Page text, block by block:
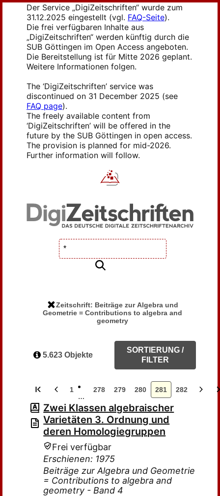
Der Service „DigiZeitschriften“ wurde zum
31.12.2025 eingestellt (vgl. FAQ-Seite).
Die frei verfügbaren Inhalte aus
„DigiZeitschriften“ werden künftig durch die
SUB Göttingen im Open Access angeboten.
Die Bereitstellung ist für Mitte 2026 geplant.
Weitere Informationen folgen.
The ‘DigiZeitschriften’ service was
discontinued on 31 December 2025 (see
FAQ page).
The freely available content from
‘DigiZeitschriften’ will be offered in the
future by the SUB Göttingen in open access.
The provision is planned for mid-2026.
Further information will follow.
Zeitschrift: Beiträge zur Algebra und
Geometrie = Contributions to algebra and
geometry
5.623 Objekte
SORTIERUNG /
FILTER
1
…
278 279 280 281 282
Zwei Klassen algebraischer
Varietäten 3. Ordnung und
deren Homologiegruppen
Frei verfügbar
Erschienen: 1975
Beiträge zur Algebra und Geometrie
= Contributions to algebra and
geometry - Band 4